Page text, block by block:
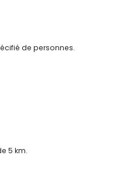
24 heures sur 24
pour enfants (sur
pour vos vacances à
(Arenal, Jávea) (à
de personnes.
5 km.